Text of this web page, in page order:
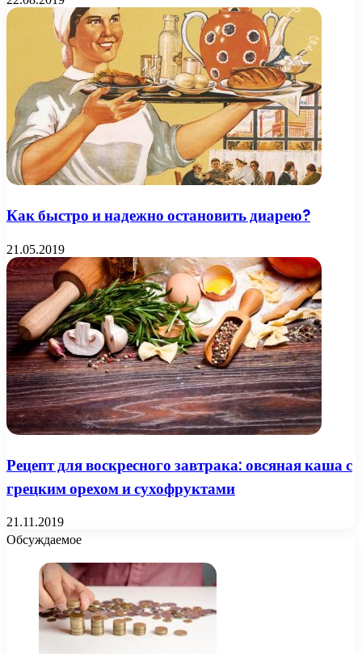
Как быстро и надежно остановить диарею?
21.05.2019
Рецепт для воскресного завтрака: овсяная каша с
грецким орехом и сухофруктами
21.11.2019
Обсуждаемое